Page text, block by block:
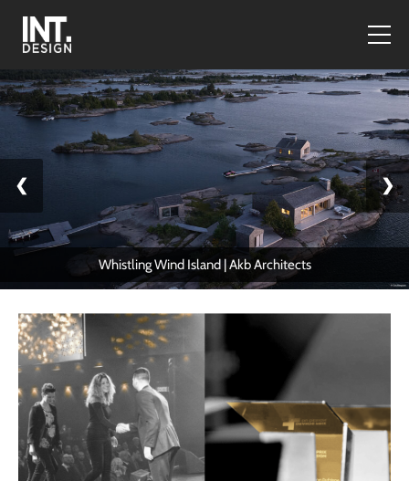
Whistling Wind Island | Akb Architects
❮ ❯